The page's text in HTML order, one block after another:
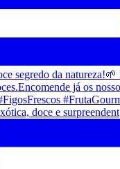
doce e surpreendent